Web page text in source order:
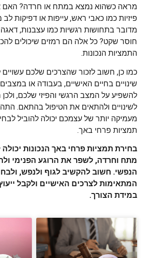
מראה כשהוא נמצא במתח או חרדה? האם
פיזיות כמו כאבי ראש, עייפות או דפיקות
מדובר בתחושות רגשיות כמו עצבנות,
חוסר שקט? כל אלה הם רמזים שיכולים
התמציות הנכונות.
כמו כן, חשוב לזכור שהצרכים שלכם
שינויים בחיים האישיים, בעבודה או
להשפיע על המצב הרגשי והפיזי שלכם,
לשינויים ולהתאים את הטיפול בהתאם.
מעמיקה יותר של עצמכם יכולה להוביל
תמציות פרחי באך.
בחירת תמציות פרחי באך הנכונות
מתח וחרדה, לשפר את הרוגע הפנימי
הנפשי. חשוב להקשיב לגוף ולנפש,
המתאימות לצרכים האישיים ולקבל
במידת הצורך.